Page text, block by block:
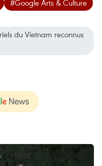
#Google Arts & Culture
du Vietnam reconnus